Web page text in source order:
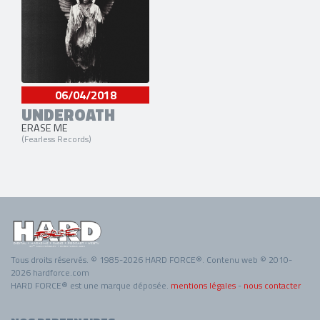
06/04/2018
UNDEROATH
ERASE ME
(Fearless Records)
Tous droits réservés. © 1985-2026 HARD FORCE®. Contenu web © 2010-
2026 hardforce.com
HARD FORCE® est une marque déposée. mentions légales - nous contacter